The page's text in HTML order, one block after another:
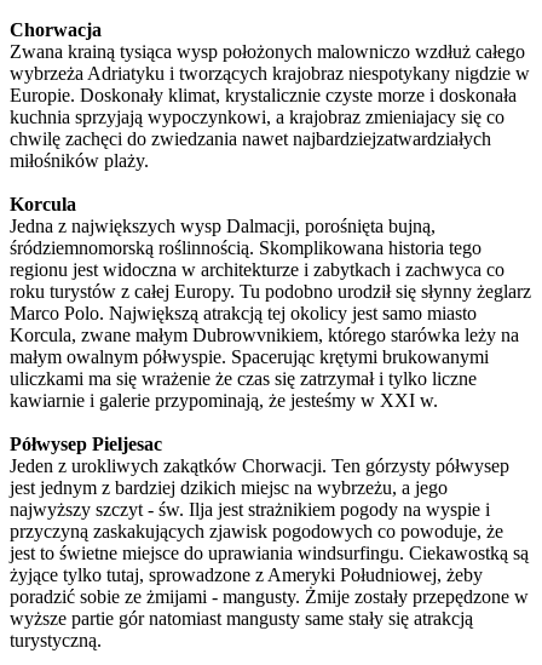
Chorwacja
Zwana krainą tysiąca wysp położonych malowniczo wzdłuż całego
wybrzeża Adriatyku i tworzących krajobraz niespotykany nigdzie w
Europie. Doskonały klimat, krystalicznie czyste morze i doskonała
kuchnia sprzyjają wypoczynkowi, a krajobraz zmieniajacy się co
chwilę zachęci do zwiedzania nawet najbardziejzatwardziałych
miłośników plaży.
Korcula
Jedna z największych wysp Dalmacji, porośnięta bujną,
śródziemnomorską roślinnością. Skomplikowana historia tego
regionu jest widoczna w architekturze i zabytkach i zachwyca co
roku turystów z całej Europy. Tu podobno urodził się słynny żeglarz
Marco Polo. Największą atrakcją tej okolicy jest samo miasto
Korcula, zwane małym Dubrowvnikiem, którego starówka leży na
małym owalnym półwyspie. Spacerując krętymi brukowanymi
uliczkami ma się wrażenie że czas się zatrzymał i tylko liczne
kawiarnie i galerie przypominają, że jesteśmy w XXI w.
Półwysep Pieljesac
Jeden z urokliwych zakątków Chorwacji. Ten górzysty półwysep
jest jednym z bardziej dzikich miejsc na wybrzeżu, a jego
najwyższy szczyt - św. Ilja jest strażnikiem pogody na wyspie i
przyczyną zaskakujących zjawisk pogodowych co powoduje, że
jest to świetne miejsce do uprawiania windsurfingu. Ciekawostką są
żyjące tylko tutaj, sprowadzone z Ameryki Południowej, żeby
poradzić sobie ze żmijami - mangusty. Żmije zostały przepędzone w
wyższe partie gór natomiast mangusty same stały się atrakcją
turystyczną.